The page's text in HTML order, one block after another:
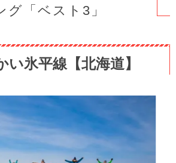
グ「ベスト3」
氷平線【北海道】